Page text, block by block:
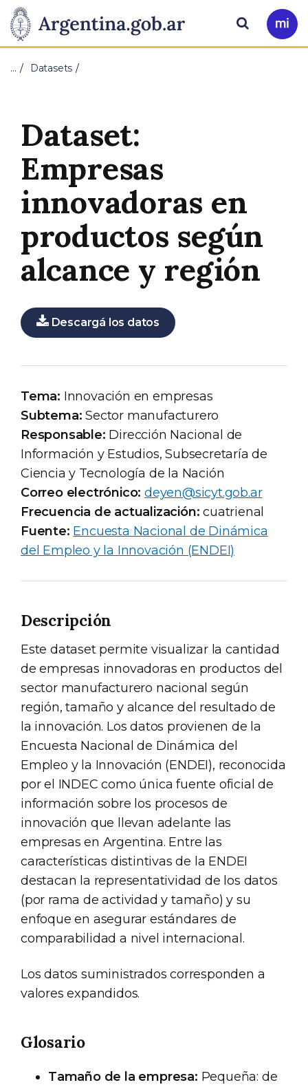
Presidencia
de
Nación
Pasar al contenido principal
Ir
a
Buscar
… Datasets
Dataset:
Empresas
innovadoras en
productos según
alcance y región
Descargá los datos
Tema: Innovación en empresas
Subtema: Sector manufacturero
Responsable: Dirección Nacional de
Información y Estudios, Subsecretaría de
Ciencia y Tecnología de la Nación
Correo electrónico: deyen@sicyt.gob.ar
Frecuencia de actualización: cuatrienal
Fuente: Encuesta Nacional de Dinámica
del Empleo y la Innovación (ENDEI)
Descripción
Este dataset permite visualizar la cantidad
de empresas innovadoras en productos del
sector manufacturero nacional según
región, tamaño y alcance del resultado de
la innovación. Los datos provienen de la
Encuesta Nacional de Dinámica del
Empleo y la Innovación (ENDEI), reconocida
por el INDEC como única fuente oficial de
información sobre los procesos de
innovación que llevan adelante las
empresas en Argentina. Entre las
características distintivas de la ENDEI
destacan la representatividad de los datos
(por rama de actividad y tamaño) y su
enfoque en asegurar estándares de
comparabilidad a nivel internacional.
Los datos suministrados corresponden a
valores expandidos.
Glosario
Tamaño de la empresa: Pequeña: de